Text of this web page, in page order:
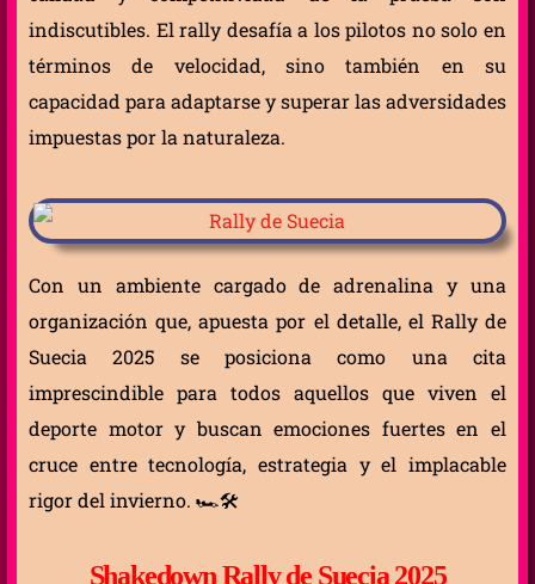
indiscutibles. El rally desafía a los pilotos no solo en
términos de velocidad, sino también en su
capacidad para adaptarse y superar las adversidades
impuestas por la naturaleza.
Con un ambiente cargado de adrenalina y una
organización que, apuesta por el detalle, el Rally de
Suecia 2025 se posiciona como una cita
imprescindible para todos aquellos que viven el
deporte motor y buscan emociones fuertes en el
cruce entre tecnología, estrategia y el implacable
rigor del invierno. 🏎️🛠️
Shakedown Rally de Suecia 2025